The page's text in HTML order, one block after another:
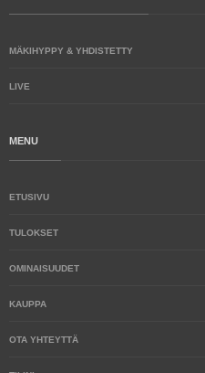
MÄKIHYPPY & YHDISTETTY
LIVE
MENU
ETUSIVU
TULOKSET
OMINAISUUDET
KAUPPA
OTA YHTEYTTÄ